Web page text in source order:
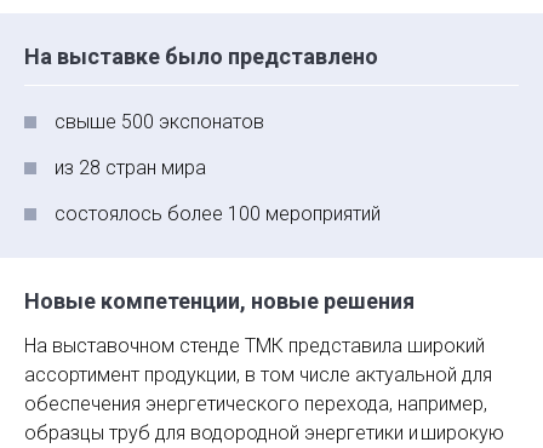
На выставке было представлено
свыше 500 экспонатов
из 28 стран мира
состоялось более 100 мероприятий
Новые компетенции, новые решения
На выставочном стенде ТМК представила широкий
ассортимент продукции, в том числе актуальной для
обеспечения энергетического перехода, например,
образцы труб для водородной энергетики и широкую